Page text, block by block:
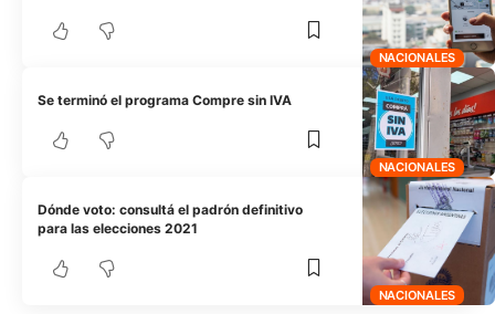
NACIONALES
NACIONALES
Se terminó el programa Compre sin IVA
NACIONALES
Dónde voto: consultá el padrón definitivo
para las elecciones 2021